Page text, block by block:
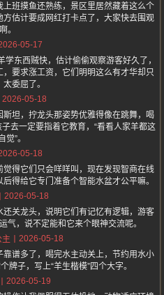
班摸鱼还熟练，景区里居然藏着这么个
估计要成网红打卡点了，大家快去围观
啊。
05-17
东西贼快，估计偷偷观察游客好久了，
要求涨工资，它们明明这么有才华却只
委屈了。
2026-05-18
坦，拧龙头那姿势优雅得像在跳舞，喝
去一定要指着它教育，“看看人家羊都这
觉”。
05-18
得它们只会咩咩叫，现在发现智商在线
得给它专门准备个智能水盆才公平嘛。
2026-05-18
关龙头，说明它们有记忆有逻辑，游客
气，说不定能和它来个眼神交流呢。
主
2026-05-18
谱多了，喝完水主动关上，节约用水小
牌子，写上“羊生楷模”四个大字。
2026-05-19